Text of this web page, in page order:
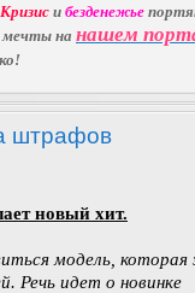
Кризис и безденежье
мечты на нашем
штрафов
новый хит.
модель, которая
Речь идет о новинке